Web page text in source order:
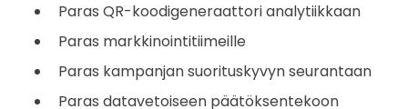
Paras QR-koodigeneraattori analytiikkaan
Paras markkinointitiimeille
Paras kampanjan suorituskyvyn seurantaan
Paras datavetoiseen päätöksentekoon